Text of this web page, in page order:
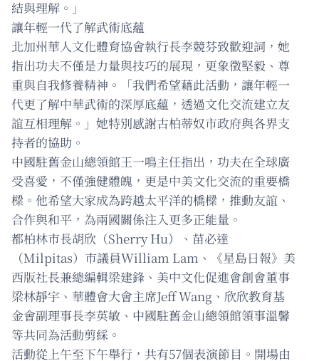
結與理解。」
讓年輕一代了解武術底蘊
北加州華人文化體育協會執行長李競芬致歡迎詞，她
指出功夫不僅是力量與技巧的展現，更象徵堅毅、尊
重與自我修養精神。「我們希望藉此活動，讓年輕一
代更了解中華武術的深厚底蘊，透過文化交流建立友
誼互相理解。」她特別感謝古柏蒂奴市政府與各界支
持者的協助。
中國駐舊金山總領館王一鳴主任指出，功夫在全球廣
受喜愛，不僅強健體魄，更是中美文化交流的重要橋
樑。他希望大家成為跨越太平洋的橋樑，推動友誼、
合作與和平，為兩國關係注入更多正能量。
都柏林市長胡欣（Sherry Hu）、苗必達
（Milpitas）市議員William Lam、《星島日報》美
西版社長兼總編輯梁建鋒、美中文化促進會創會董事
梁林靜宇、華體會大會主席Jeff Wang、欣欣教育基
金會副理事長李英敏、中國駐舊金山總領館領事溫馨
等共同為活動剪綵。
活動從上午至下午舉行，共有57個表演節目。開場由